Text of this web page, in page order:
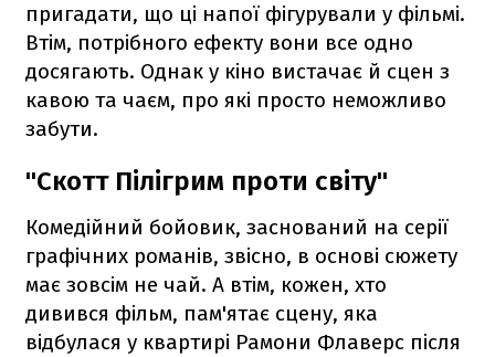
пригадати, що ці напої фігурували у фільмі.
Втім, потрібного ефекту вони все одно
досягають. Однак у кіно вистачає й сцен з
кавою та чаєм, про які просто неможливо
забути.
"Скотт Пілігрим проти світу"
Комедійний бойовик, заснований на серії
графічних романів, звісно, в основі сюжету
має зовсім не чай. А втім, кожен, хто
дивився фільм, пам'ятає сцену, яка
відбулася у квартирі Рамони Флаверс після